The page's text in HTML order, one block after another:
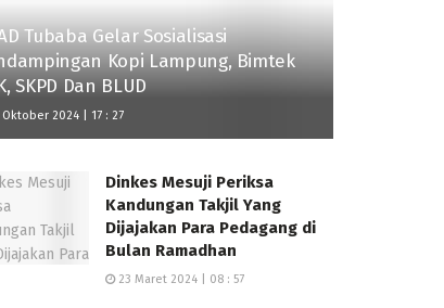
Tubaba Gelar Sosialisasi
Kopi Lampung, Bimtek
SKPD Dan BLUD
2024 | 17 : 27
Dinkes Mesuji Periksa
Kandungan Takjil Yang
Dijajakan Para Pedagang di
Bulan Ramadhan
23 Maret 2024 | 08 : 57